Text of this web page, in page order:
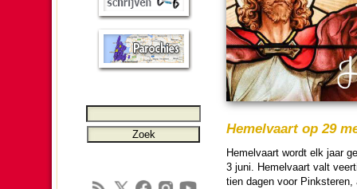
Hemel­vaart op 29
Hemel­vaart wordt elk jaar
3 juni. Hemel­vaart valt
tien dagen voor Pink­ste­ren,